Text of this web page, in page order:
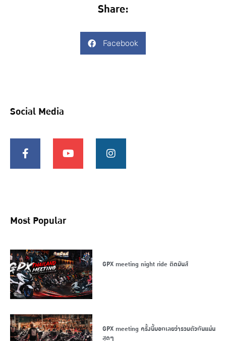
Share:
Facebook
Social Media
Most Popular
GPX meeting night ride ติดมันส์
GPX meeting ครั้งนี้บอกเลยว่ารวมตัวกันแน่น
สุดๆ